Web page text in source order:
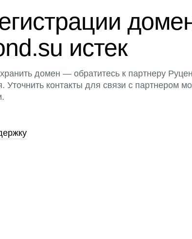
истек
домен — обратитесь к партнеру
Уточнить контакты для связи с партнером